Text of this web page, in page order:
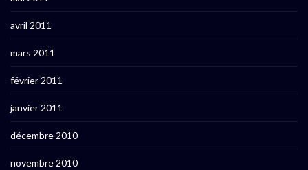
avril 2011
mars 2011
février 2011
janvier 2011
décembre 2010
novembre 2010